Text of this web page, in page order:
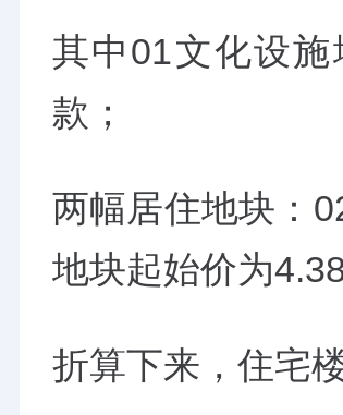
其中01文化设
款；
两幅居住地块：
地块起始价为4.38
折算下来，住宅